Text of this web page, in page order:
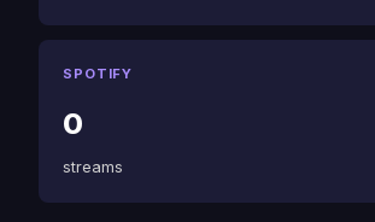
SPOTIFY
0
streams